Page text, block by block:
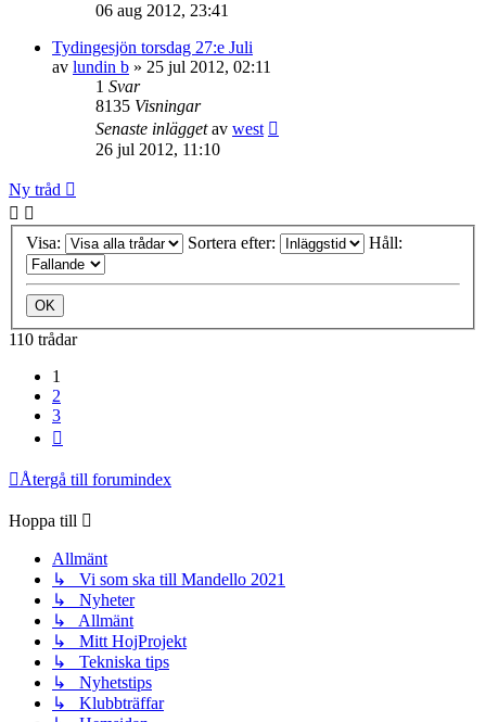
06 aug 2012, 23:41
Tydingesjön torsdag 27:e Juli
av lundin b » 25 jul 2012, 02:11
1 Svar
8135 Visningar
Senaste inläggetav west
26 jul 2012, 11:10
Ny tråd
Visa: Sortera efter: Håll:
110 trådar
1
2
3
Återgå till forumindex
Hoppa till
Allmänt
↳ Vi som ska till Mandello 2021
↳ Nyheter
↳ Allmänt
↳ Mitt HojProjekt
↳ Tekniska tips
↳ Nyhetstips
↳ Klubbträffar